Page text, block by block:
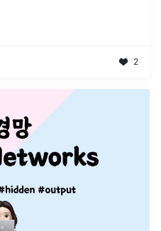
2